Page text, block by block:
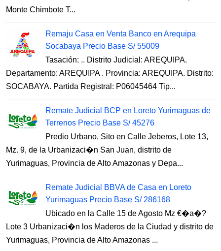
Monte Chimbote T...
Remaju Casa en Venta Banco en Arequipa
Socabaya Precio Base S/ 55009
Tasación: .. Distrito Judicial: AREQUIPA.
Departamento: AREQUIPA . Provincia: AREQUIPA. Distrito:
SOCABAYA. Partida Registral: P06045464 Tip...
Remate Judicial BCP en Loreto Yurimaguas de
Terrenos Precio Base S/ 45276
Predio Urbano, Sito en Calle Jeberos, Lote 13,
Mz. 9, de la Urbanizaci�n San Juan, distrito de
Yurimaguas, Provincia de Alto Amazonas y Depa...
Remate Judicial BBVA de Casa en Loreto
Yurimaguas Precio Base S/ 286168
Ubicado en la Calle 15 de Agosto Mz €�a�?
Lote 3 Urbanizaci�n los Maderos de la Ciudad y distrito de
Yurimaguas, Provincia de Alto Amazonas ...